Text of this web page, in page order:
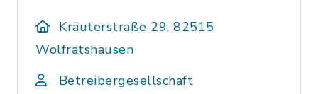
Kräuterstraße 29, 82515
Wolfratshausen
Betreibergesellschaft